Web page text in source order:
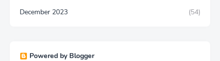
December 2023
(54)
Powered by Blogger